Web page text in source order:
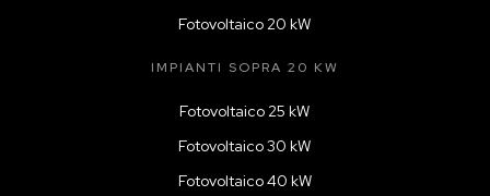
Fotovoltaico 20 kW
IMPIANTI SOPRA 20 KW
Fotovoltaico 25 kW
Fotovoltaico 30 kW
Fotovoltaico 40 kW